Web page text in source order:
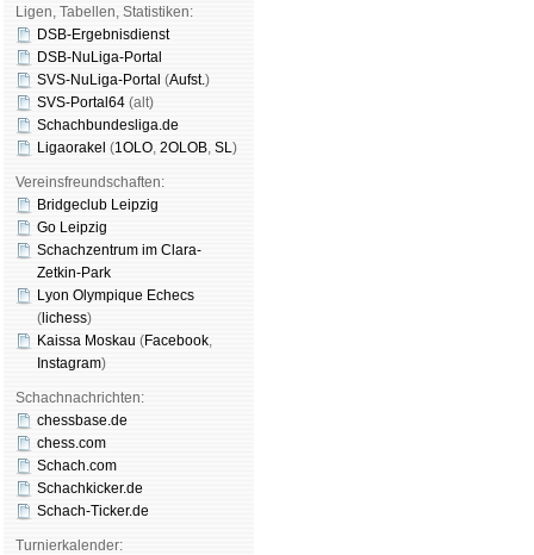
Ligen, Tabellen, Statistiken:
DSB-Ergebnisdienst
DSB-NuLiga-Portal
SVS-NuLiga-Portal (Aufst.)
SVS-Portal64 (alt)
Schachbundesliga.de
Ligaorakel (1OLO, 2OLOB, SL)
Vereinsfreundschaften:
Bridgeclub Leipzig
Go Leipzig
Schachzentrum im Clara-
Zetkin-Park
Lyon Olympique Echecs
( lichess)
Kaissa Moskau (Face­book,
Insta­gram)
Schachnachrichten:
chessbase.de
chess.com
Schach.com
Schachkicker.de
Schach-Ticker.de
Turnierkalender: